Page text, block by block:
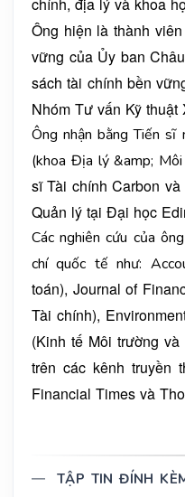
Ông hiện là thành
vững của Ủy ban
sách tài chính bền
Nhóm Tư vấn Kỹ thuật
Ông nhận bằng Tiến
(khoa Địa lý &amp;
sĩ Tài chính Carbon
Quản lý tại Đại học
Các nghiên cứu của
chí quốc tế như:
toán), Journal of
Tài chính),
(Kinh tế Môi trường
trên các kênh truyền
Financial Times và
TẬP TIN ĐÍNH